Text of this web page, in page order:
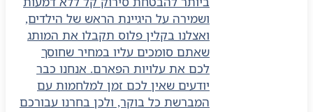
ושמירה על היגיינת הראש של הילדים,
ואצלנו בקלין פלוס תקבלו את המותג
שאתם סומכים עליו במחיר שחוסך
לכם את עלויות הפארם. אנחנו כבר
יודעים שאין לכם זמן למלחמות עם
המברשת כל בוקר, ולכן בחרנו עבורכם